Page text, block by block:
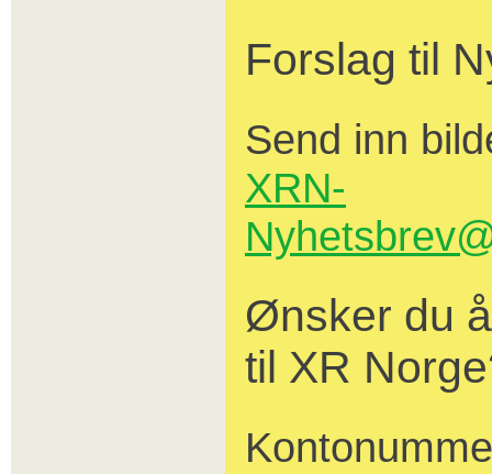
Forslag til
Send inn
XRN-
Ønsker du
til XR